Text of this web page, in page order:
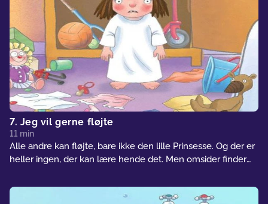
7. Jeg vil gerne fløjte
11 min
Alle andre kan fløjte, bare ikke den lille Prinsesse. Og der er
heller ingen, der kan lære hende det. Men omsider finder